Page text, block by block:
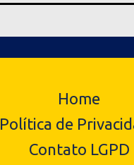
Home
Política de
Contato LGPD